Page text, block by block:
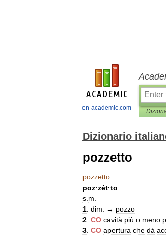
en-academic.com
Dizionario
pozzetto
pozzetto
poz·zét·to
s m
1 dim . → pozzo
2 CO cavità più o meno
3 CO apertura che dà